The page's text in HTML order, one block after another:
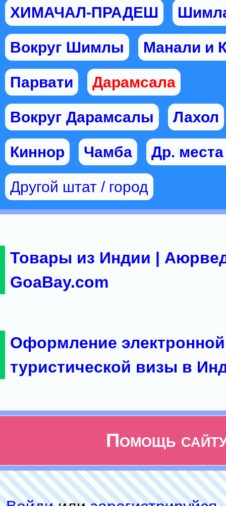
ХИМАЧАЛ-ПРАДЕШ
Вокруг Шимлы Манали и
Парвати Дарамсала
Вокруг Дарамсалы Лахол
Киннор Чамба Др.
Другой штат / город
Товары из Индии |
GoaBay.com
Оформление электронной
туристической визы в
Помощь